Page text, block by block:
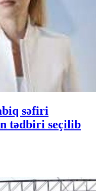
səfiri
tədbiri seçilib